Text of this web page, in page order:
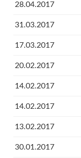
28.04.2017
31.03.2017
17.03.2017
20.02.2017
14.02.2017
14.02.2017
13.02.2017
30.01.2017